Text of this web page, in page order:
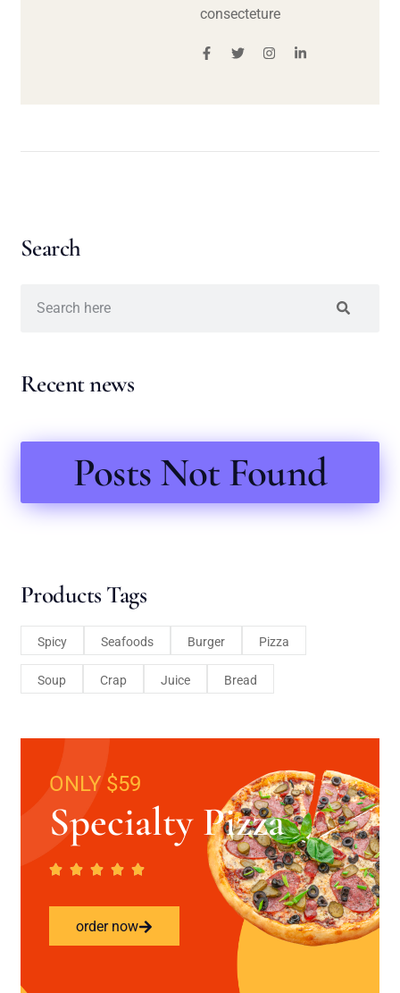
consecteture
Search
Recent news
Posts Not Found
Products Tags
Spicy Seafoods Burger Pizza
Soup Crap Juice Bread
ONLY $59
Specialty Pizza
order now